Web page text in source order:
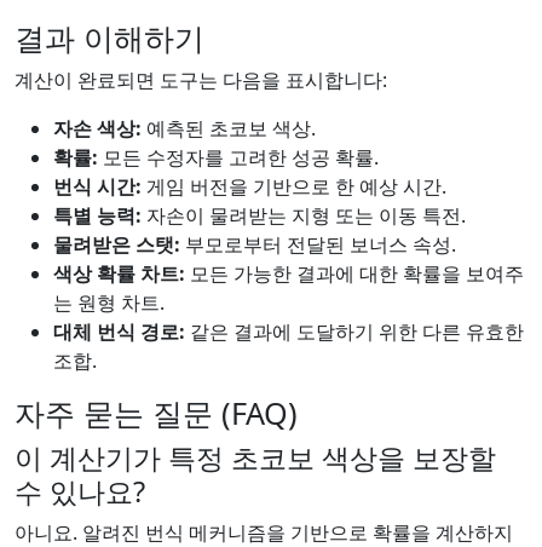
결과 이해하기
계산이 완료되면 도구는 다음을 표시합니다:
자손 색상: 예측된 초코보 색상.
확률: 모든 수정자를 고려한 성공 확률.
번식 시간: 게임 버전을 기반으로 한 예상 시간.
특별 능력: 자손이 물려받는 지형 또는 이동 특전.
물려받은 스탯: 부모로부터 전달된 보너스 속성.
색상 확률 차트: 모든 가능한 결과에 대한 확률을 보여주
는 원형 차트.
대체 번식 경로: 같은 결과에 도달하기 위한 다른 유효한
조합.
자주 묻는 질문 (FAQ)
이 계산기가 특정 초코보 색상을 보장할
수 있나요?
아니요. 알려진 번식 메커니즘을 기반으로 확률을 계산하지